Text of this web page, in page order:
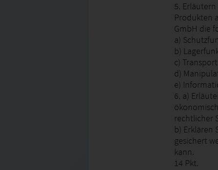
5.
Produkten
GmbH die
a)
b)
c)
d)
e)
6. a)
rechtlicher
b) Erklären
gesichert
kann.
14 Pkt.